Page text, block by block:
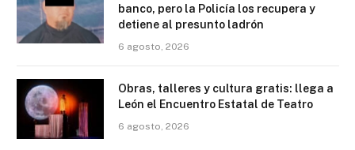
banco, pero la Policía los recupera y
detiene al presunto ladrón
6 agosto, 2026
Obras, talleres y cultura gratis: llega a
León el Encuentro Estatal de Teatro
6 agosto, 2026